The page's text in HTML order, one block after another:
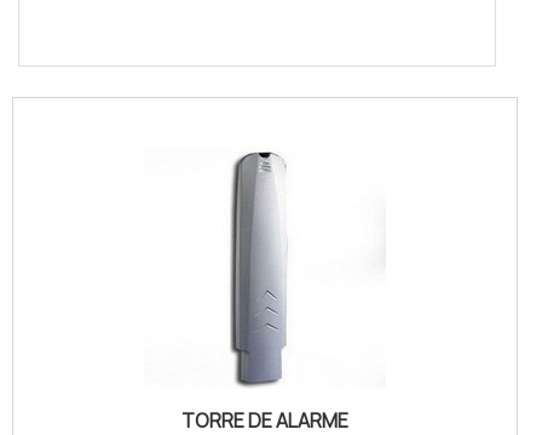
TORRE DE ALARME